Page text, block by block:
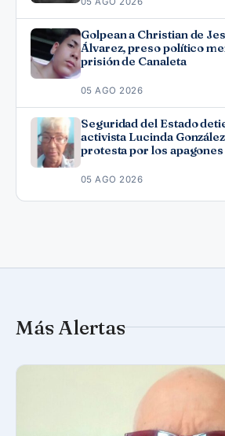
Golpean a Christian de
Álvarez, preso político
prisión de Canaleta
05 AGO 2026
Seguridad del Estado
activista Lucinda
protesta por los apagones
05 AGO 2026
Más Alertas